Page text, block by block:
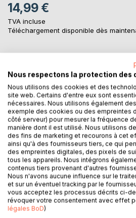
14,99 €
TVA incluse
Téléchargement disponible dès
AJOUTER AU
Ajouter à ma liste d'envies
Laisser un avis
DESCRIPTION
Cet ouvrage est dédié à toutes les
Nous respectons la protection des
Nous utilisons des cookies et des
site web. Certains d'entre eux sont
nécessaires. Nous utilisons également
exemple des cookies ou des empreintes
côté serveur) pour mesurer la fréquence
manière dont il est utilisé. Nous utilisons
des fins de marketing et recourons à cet
ainsi qu'à des fournisseurs tiers, ce qui
des empreintes digitales, des pixels de
tous les appareils. Nous intégrons
contenus tiers provenant d'autres
Nous n'avons aucune influence sur le
et sur un éventuel tracking par le
vous acceptez les processus décrits ci-
révoquer votre consentement avec effet
légales BoD)